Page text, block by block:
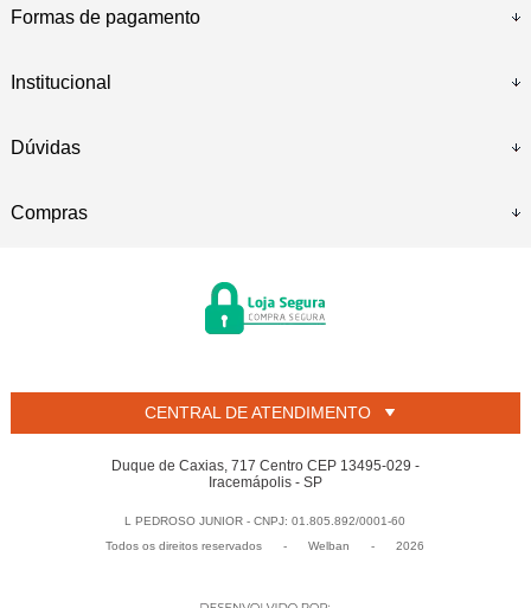
Formas de pagamento
Institucional
Dúvidas
Compras
CENTRAL DE ATENDIMENTO
Duque de Caxias, 717 Centro CEP 13495-029 -
Iracemápolis - SP
L PEDROSO JUNIOR - CNPJ: 01.805.892/0001-60
Todos os direitos reservados
- Welban - 2026